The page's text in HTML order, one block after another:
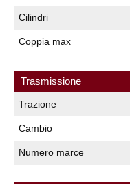
Cilindri
Coppia max
Trasmissione
Trazione
Cambio
Numero marce